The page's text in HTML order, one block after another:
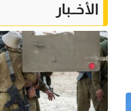
الأخــبار